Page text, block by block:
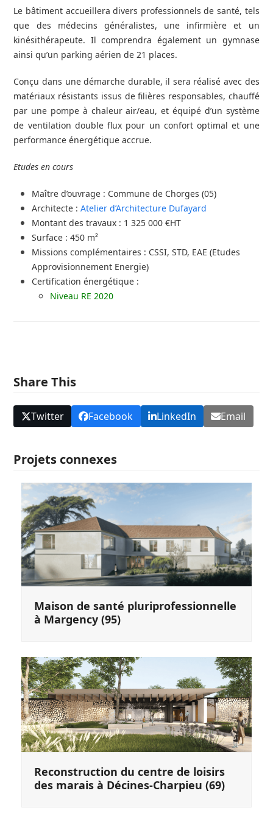
Le bâtiment accueillera divers professionnels de santé, tels
que des médecins généralistes, une infirmière et un
kinésithérapeute. Il comprendra également un gymnase
ainsi qu’un parking aérien de 21 places.
Conçu dans une démarche durable, il sera réalisé avec des
matériaux résistants issus de filières responsables, chauffé
par une pompe à chaleur air/eau, et équipé d’un système
de ventilation double flux pour un confort optimal et une
performance énergétique accrue.
Etudes en cours
Maître d’ouvrage : Commune de Chorges (05)
Architecte :Atelier d’Architecture Dufayard
Montant des travaux : 1 325 000 €HT
Surface : 450 m²
Missions complémentaires : CSSI, STD, EAE (Etudes
Approvisionnement Energie)
Certification énergétique :
Niveau RE 2020
Share This
Twitter Facebook LinkedIn Email
Projets connexes
Maison de santé pluriprofessionnelle
à Margency (95)
Reconstruction du centre de loisirs
des marais à Décines-Charpieu (69)